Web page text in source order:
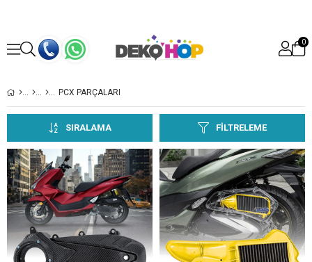
0
PCX PARÇALARI
FILTRELEME
SIRALAMA